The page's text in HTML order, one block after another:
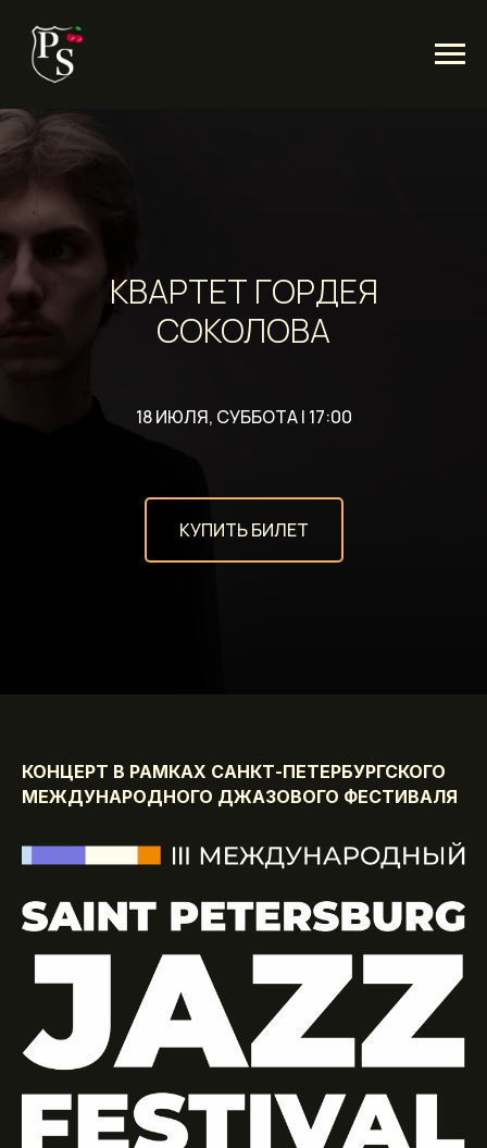
КВАРТЕТ ГОРДЕЯ
СОКОЛОВА
18 ИЮЛЯ, СУББОТА | 17:00
КУПИТЬ БИЛЕТ
КОНЦЕРТ В РАМКАХ САНКТ-ПЕТЕРБУРГСКОГО
МЕЖДУНАРОДНОГО ДЖАЗОВОГО ФЕСТИВАЛЯ